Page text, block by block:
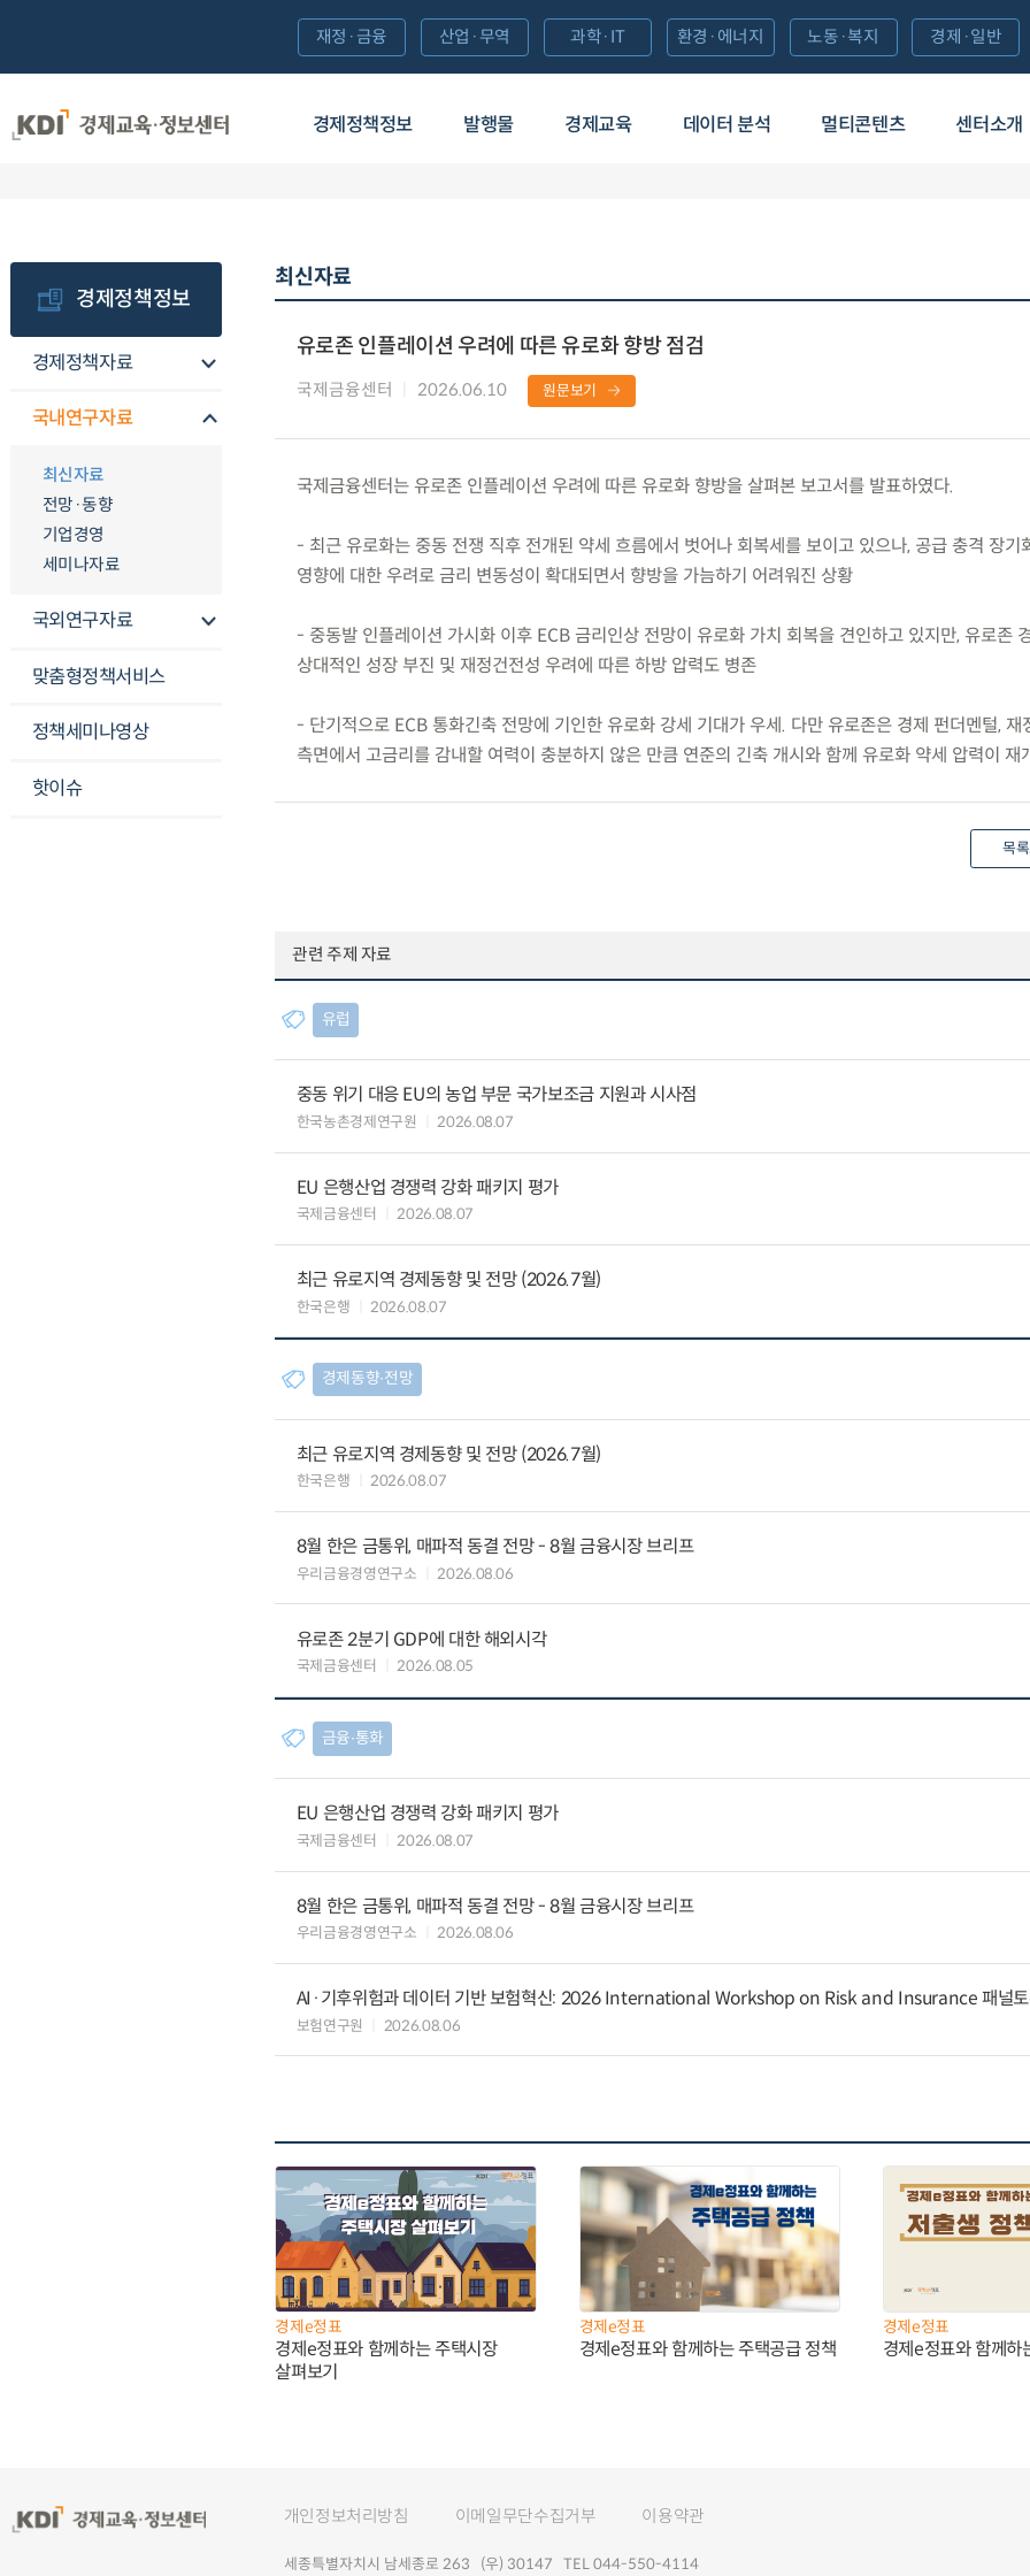
경제정책정보 발행물 경제교육 데이터 분석 멀티콘텐츠 센터소개
재정·금융 산업·무역 과학·IT 환경·에너지 노동·복지 경제·일반
경제정책정보
경제정책자료
국내연구자료
최신자료
전망·동향
기업경영
세미나자료
국외연구자료
맞춤형정책서비스
정책세미나영상
핫이슈
최신자료
유로존 인플레이션 우려에 따른 유로화 향방 점검
국제금융센터 2026.06.10 원문보기
국제금융센터는 유로존 인플레이션 우려에 따른 유로화 향방을 살펴본 보고서를 발표하였다.
- 최근 유로화는 중동 전쟁 직후 전개된 약세 흐름에서 벗어나 회복세를 보이고 있으나, 공급 충격 장기
영향에 대한 우려로 금리 변동성이 확대되면서 향방을 가늠하기 어려워진 상황
- 중동발 인플레이션 가시화 이후 ECB 금리인상 전망이 유로화 가치 회복을 견인하고 있지만, 유로존
상대적인 성장 부진 및 재정건전성 우려에 따른 하방 압력도 병존
- 단기적으로 ECB 통화긴축 전망에 기인한 유로화 강세 기대가 우세. 다만 유로존은 경제 펀더멘털, 재
측면에서 고금리를 감내할 여력이 충분하지 않은 만큼 연준의 긴축 개시와 함께 유로화 약세 압력이 재
목
관련 주제 자료
유럽
중동 위기 대응 EU의 농업 부문 국가보조금 지원과 시사점
한국농촌경제연구원 2026.08.07
EU 은행산업 경쟁력 강화 패키지 평가
국제금융센터 2026.08.07
최근 유로지역 경제동향 및 전망 (2026.7월)
한국은행 2026.08.07
경제동향∙전망
최근 유로지역 경제동향 및 전망 (2026.7월)
한국은행 2026.08.07
8월 한은 금통위, 매파적 동결 전망 - 8월 금융시장 브리프
우리금융경영연구소 2026.08.06
유로존 2분기 GDP에 대한 해외시각
국제금융센터 2026.08.05
금융∙통화
EU 은행산업 경쟁력 강화 패키지 평가
국제금융센터 2026.08.07
8월 한은 금통위, 매파적 동결 전망 - 8월 금융시장 브리프
우리금융경영연구소 2026.08.06
AI·기후위험과 데이터 기반 보험혁신: 2026 International Workshop on Risk and Insurance 패널토
보험연구원 2026.08.06
경제e정표
경제e정표와 함께하는 주택시장
살펴보기
경제e정표
경제e정표와 함께하는 주택공급 정책
경제e정표
경제e정표와 함께하
개인정보처리방침 이메일무단수집거부 이용약관
세종특별자치시 남세종로 263 (우) 30147 TEL 044-550-4114